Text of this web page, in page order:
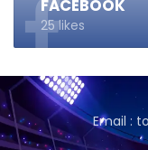
FACEBOOK
25 likes
Email :